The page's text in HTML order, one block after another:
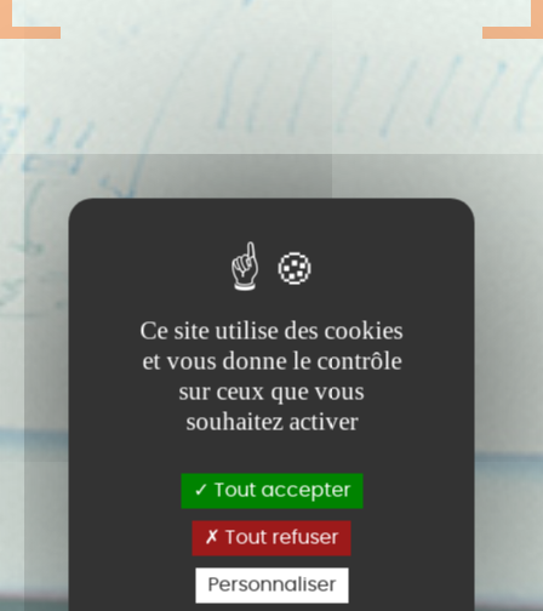
Ce site utilise des cookies
et vous donne le contrôle
sur ceux que vous
souhaitez activer
Tout accepter
Tout refuser
Personnaliser